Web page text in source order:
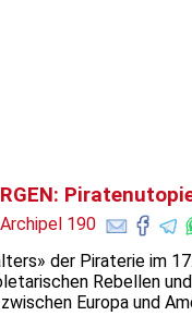
Archipel 190
der Piraterie im
Rebellen
Europa und